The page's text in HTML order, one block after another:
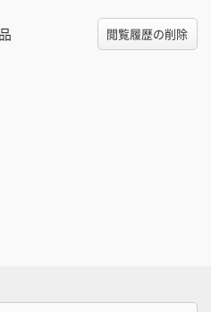
閲覧履歴の削除